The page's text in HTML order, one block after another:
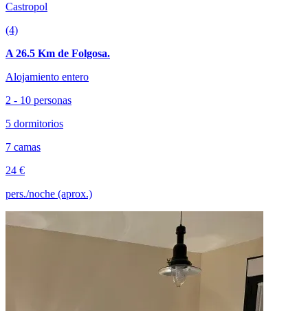
Castropol
(4)
A 26.5 Km de Folgosa.
Alojamiento entero
2 - 10 personas
5 dormitorios
7 camas
24 €
pers./noche (aprox.)